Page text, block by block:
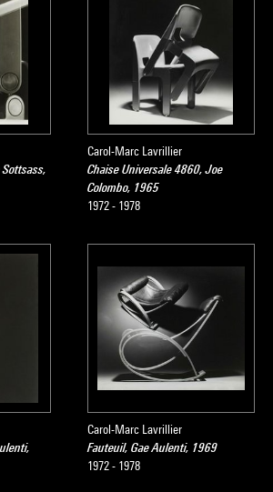
Carol-Marc Lavrillier
Chaise Universale 4860, Joe
Colombo, 1965
1972 - 1978
Carol-Marc Lavrillier
Fauteuil, Gae Aulenti, 1969
1972 - 1978